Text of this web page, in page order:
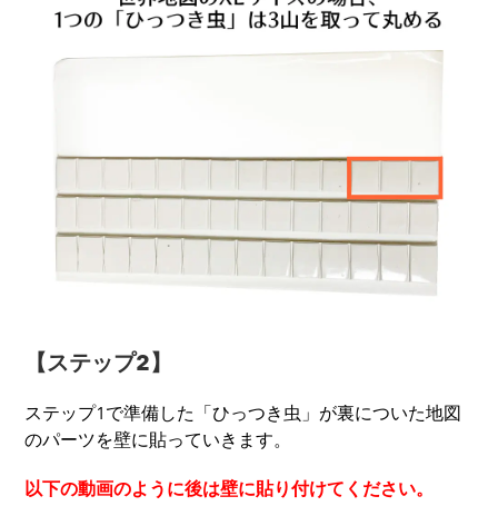
【ステップ2】
ステップ1で準備した「ひっつき虫」が裏についた地図
のパーツを壁に貼っていきます。
以下の動画のように後は壁に貼り付けてください。